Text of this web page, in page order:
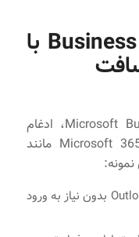
ادغام موفق Business Central با
یکی از نقاط قوت Microsoft Business Central، ادغام
عمیق و طبیعی با سایر ابزارهای Microsoft 365 مانند
امکان صدور فاکتور از طریق ایمیل Outlook بدون نیاز به ورود